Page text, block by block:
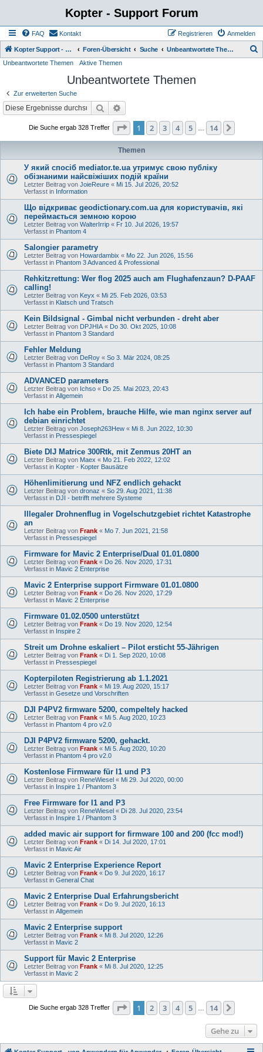
Kopter - Support Forum
FAQ Kontakt Anmelden
Registrieren
Kopter Support - von Anwendern für Anwender. Foren-Übersicht Suche Unbeantwortete Themen
Unbeantwortete Themen Aktive Themen
Unbeantwortete Themen
Zur erweiterten Suche
Suche
Die Suche ergab 328 Treffer Seite 1von 14
1 2 3 4 5 14
Themen
У який спосіб mediator.te.ua утримує свою публіку
обізнаними найсвіжіших подій країни
Letzter Beitrag von JoieReure « Mi 15. Jul 2026, 20:52
Verfasst in Information
Що відкриває geodictionary.com.ua для користувачів, які
переймається земною корою
Letzter Beitrag von WalterIrrip « Fr 10. Jul 2026, 19:57
Verfasst in Phantom 4
Salongier parametry
Letzter Beitrag von Howardambix « Mo 22. Jun 2026, 15:56
Verfasst in Phantom 3 Advanced & Professional
Rehkitzrettung: Wer flog 2025 auch am Flughafenzaun? D-PAAF
calling!
Letzter Beitrag von Keyx « Mi 25. Feb 2026, 03:53
Verfasst in Klatsch und Tratsch
Kein Bildsignal - Gimbal nicht verbunden - dreht aber
Letzter Beitrag von DPJHIA « Do 30. Okt 2025, 10:08
Verfasst in Phantom 3 Standard
Fehler Meldung
Letzter Beitrag von DeRoy « So 3. Mär 2024, 08:25
Verfasst in Phantom 3 Standard
ADVANCED parameters
Letzter Beitrag von Ichso « Do 25. Mai 2023, 20:43
Verfasst in Allgemein
Ich habe ein Problem, brauche Hilfe, wie man nginx server auf
debian einrichtet
Letzter Beitrag von Joseph263Hew « Mi 8. Jun 2022, 10:30
Verfasst in Pressespiegel
Biete DIJ Matrice 300Rtk, mit Zenmus 20HT an
Letzter Beitrag von Maex « Mo 21. Feb 2022, 12:02
Verfasst in Kopter - Kopter Bausätze
Höhenlimitierung und NFZ endlich gehackt
Letzter Beitrag von dronaz « So 29. Aug 2021, 11:38
Verfasst in DJI - betrifft mehrere Systeme
Illegaler Drohnenflug in Vogelschutzgebiet richtet Katastrophe
an
Letzter Beitrag von Frank « Mo 7. Jun 2021, 21:58
Verfasst in Pressespiegel
Firmware for Mavic 2 Enterprise/Dual 01.01.0800
Letzter Beitrag von Frank « Do 26. Nov 2020, 17:31
Verfasst in Mavic 2 Enterprise
Mavic 2 Enterprise support Firmware 01.01.0800
Letzter Beitrag von Frank « Do 26. Nov 2020, 17:29
Verfasst in Mavic 2 Enterprise
Firmware 01.02.0500 unterstützt
Letzter Beitrag von Frank « Do 19. Nov 2020, 12:54
Verfasst in Inspire 2
Streit um Drohne eskaliert – Pilot ersticht 55-Jährigen
Letzter Beitrag von Frank « Di 1. Sep 2020, 10:08
Verfasst in Pressespiegel
Kopterpiloten Registrierung ab 1.1.2021
Letzter Beitrag von Frank « Mi 19. Aug 2020, 15:17
Verfasst in Gesetze und Vorschriften
DJI P4PV2 firmware 5200, compeltely hacked
Letzter Beitrag von Frank « Mi 5. Aug 2020, 10:23
Verfasst in Phantom 4 pro v2.0
DJI P4PV2 firmware 5200, gehackt.
Letzter Beitrag von Frank « Mi 5. Aug 2020, 10:20
Verfasst in Phantom 4 pro v2.0
Kostenlose Firmware für I1 und P3
Letzter Beitrag von ReneWiesel « Mi 29. Jul 2020, 00:00
Verfasst in Inspire 1 / Phantom 3
Free Firmware for I1 and P3
Letzter Beitrag von ReneWiesel « Di 28. Jul 2020, 23:54
Verfasst in Inspire 1 / Phantom 3
added mavic air support for firmware 100 and 200 (fcc mod!)
Letzter Beitrag von Frank « Di 14. Jul 2020, 17:01
Verfasst in Mavic Air
Mavic 2 Enterprise Experience Report
Letzter Beitrag von Frank « Do 9. Jul 2020, 16:17
Verfasst in General Chat
Mavic 2 Enterprise Dual Erfahrungsbericht
Letzter Beitrag von Frank « Do 9. Jul 2020, 16:13
Verfasst in Allgemein
Mavic 2 Enterprise support
Letzter Beitrag von Frank « Mi 8. Jul 2020, 12:26
Verfasst in Mavic 2
Support für Mavic 2 Enterprise
Letzter Beitrag von Frank « Mi 8. Jul 2020, 12:25
Verfasst in Mavic 2
Die Suche ergab 328 Treffer Seite 1von 14
1 2 3 4 5 14
Gehe zu